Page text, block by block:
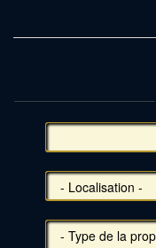
תפריט
press